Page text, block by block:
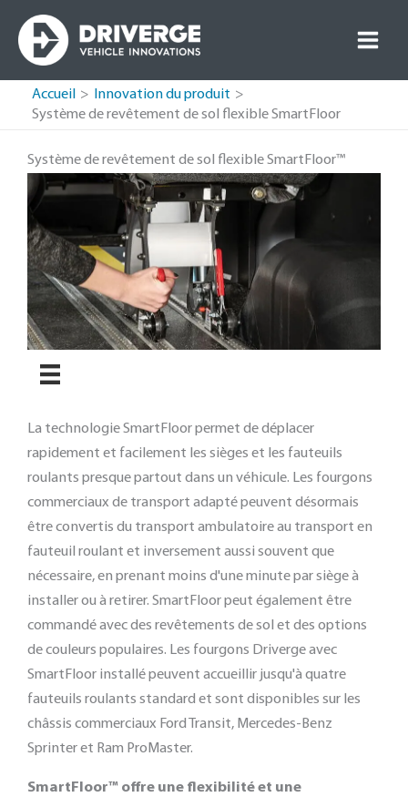
contenu
Accueil
Innovation du produit
Système de revêtement de sol flexible SmartFloor
Système de revêtement de sol flexible SmartFloor™
La technologie SmartFloor permet de déplacer
rapidement et facilement les sièges et les fauteuils
roulants presque partout dans un véhicule. Les fourgons
commerciaux de transport adapté peuvent désormais
être convertis du transport ambulatoire au transport en
fauteuil roulant et inversement aussi souvent que
nécessaire, en prenant moins d'une minute par siège à
installer ou à retirer. SmartFloor peut également être
commandé avec des revêtements de sol et des options
de couleurs populaires. Les fourgons Driverge avec
SmartFloor installé peuvent accueillir jusqu'à quatre
fauteuils roulants standard et sont disponibles sur les
châssis commerciaux Ford Transit, Mercedes-Benz
Sprinter et Ram ProMaster.
SmartFloor™ offre une flexibilité et une